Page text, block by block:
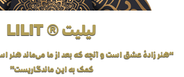
لیلیت ® LILIT
“هنر زادهٔ عشق است و آنچه که بعد از ما می‌ماند هنر
کمک به این ماندگاریست”